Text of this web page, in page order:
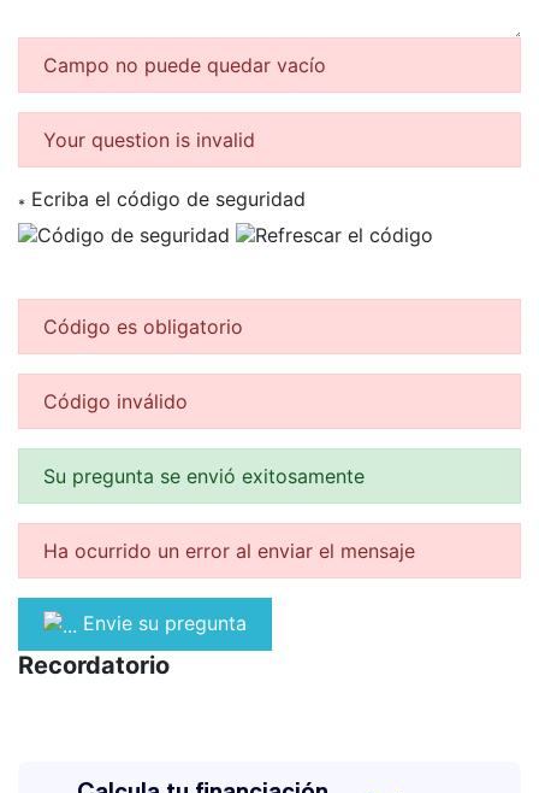
Campo no puede quedar vacío
Your question is invalid
* Ecriba el código de seguridad
Código es obligatorio
Código inválido
Su pregunta se envió exitosamente
Ha ocurrido un error al enviar el mensaje
Envie su pregunta
Recordatorio